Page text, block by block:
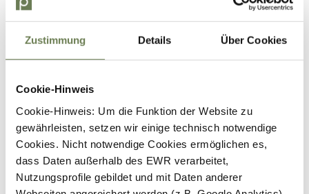
Zustimmung Details Über Cookies
Cookie-Hinweis
Cookie-Hinweis: Um die Funktion der Website zu
gewährleisten, setzen wir einige technisch notwendige
Cookies. Nicht notwendige Cookies ermöglichen es,
dass Daten außerhalb des EWR verarbeitet,
Nutzungsprofile gebildet und mit Daten anderer
Die Verbindung aus Tempo und unebenem Untergrund
meistern Fahrräder aus der Kategorie Gravelbike mit
Leichtigkeit. Mit der Vielseitigkeit des „Bio-Bikes“ ohne
Produkte filtern